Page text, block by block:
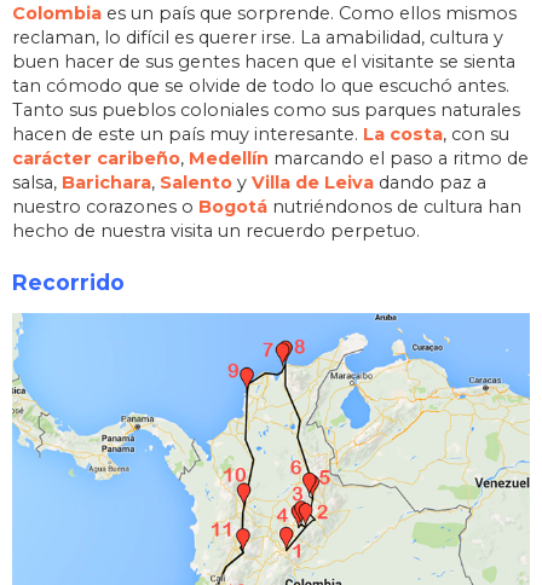
Colombia es un país que sorprende. Como ellos mismos
reclaman, lo difícil es querer irse. La amabilidad, cultura y
buen hacer de sus gentes hacen que el visitante se sienta
tan cómodo que se olvide de todo lo que escuchó antes.
Tanto sus pueblos coloniales como sus parques naturales
hacen de este un país muy interesante. La costa, con su
carácter caribeño, Medellín marcando el paso a ritmo de
salsa, Barichara, Salento y Villa de Leiva dando paz a
nuestro corazones o Bogotá nutriéndonos de cultura han
hecho de nuestra visita un recuerdo perpetuo.
Recorrido